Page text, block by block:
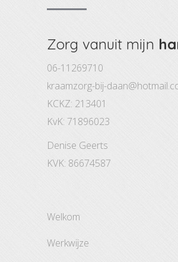
Zorg vanuit mijn
06-11269710
kraamzorg-bij-
KCKZ: 213401
KvK: 71896023
Denise Geerts
KVK: 86674587
welkom
werkwijze